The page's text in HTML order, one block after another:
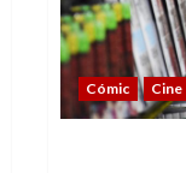
Cómic Cine